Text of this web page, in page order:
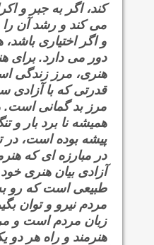
کند، اگر به جبر و
می کند و رشد آن
و اگر اختیاری
دور می دارد. برای
هنری، مرز زندگی
قدرتی که با آزادی
مرز بد گمانی است.
همیشه نا برد بار و
پیشه بوده است، در
در مبارزه ای که
آزادی بیان هنری
طبیعی است که رو
مردم نیرو و توان
زبان مردم است و
هنرمند و راه هر